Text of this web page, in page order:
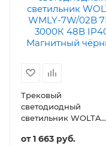
Трековый
светодиодный
светильник WOLTA
IP40 Магнитный
от1 663 руб.